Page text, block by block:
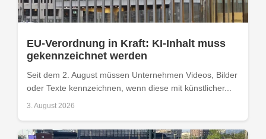
EU-Verordnung in Kraft: KI-Inhalt muss
gekennzeichnet werden
Seit dem 2. August müssen Unternehmen Videos, Bilder
oder Texte kennzeichnen, wenn diese mit künstlicher...
3. August 2026